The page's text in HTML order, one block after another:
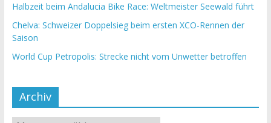
Halbzeit beim Andalucia Bike Race: Weltmeister Seewald führt
Chelva: Schweizer Doppelsieg beim ersten XCO-Rennen der
Saison
World Cup Petropolis: Strecke nicht vom Unwetter betroffen
Archiv